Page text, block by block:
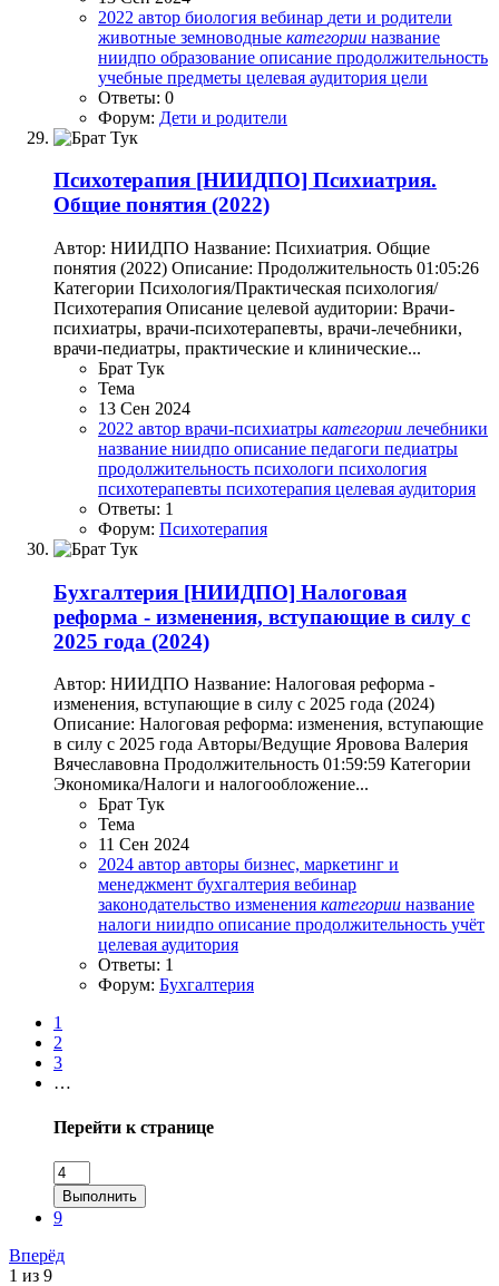
2022 автор биология вебинар дети и родители
животные земноводные категории название
ниидпо образование описание продолжительность
учебные предметы целевая аудитория цели
Ответы: 0
Форум: Дети и родители
Психотерапия [НИИДПО] Психиатрия.
Общие понятия (2022)
Автор: НИИДПО Название: Психиатрия. Общие
понятия (2022) Описание: Продолжительность 01:05:26
Категории Психология/Практическая психология/
Психотерапия Описание целевой аудитории: Врачи-
психиатры, врачи-психотерапевты, врачи-лечебники,
врачи-педиатры, практические и клинические...
Брат Тук
Тема
13 Сен 2024
2022 автор врачи-психиатры категории лечебники
название ниидпо описание педагоги педиатры
продолжительность психологи психология
психотерапевты психотерапия целевая аудитория
Ответы: 1
Форум: Психотерапия
Бухгалтерия [НИИДПО] Налоговая
реформа - изменения, вступающие в силу с
2025 года (2024)
Автор: НИИДПО Название: Налоговая реформа -
изменения, вступающие в силу с 2025 года (2024)
Описание: Налоговая реформа: изменения, вступающие
в силу с 2025 года Авторы/Ведущие Яровова Валерия
Вячеславовна Продолжительность 01:59:59 Категории
Экономика/Налоги и налогообложение...
Брат Тук
Тема
11 Сен 2024
2024 автор авторы бизнес, маркетинг и
менеджмент бухгалтерия вебинар
законодательство изменения категории название
налоги ниидпо описание продолжительность учёт
целевая аудитория
Ответы: 1
Форум: Бухгалтерия
1
2
3
…
Перейти к странице
Выполнить
9
Вперёд
1 из 9